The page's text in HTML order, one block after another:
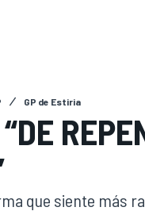
GP de Estiria
que siente más